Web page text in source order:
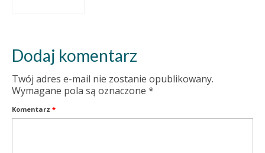
Dodaj komentarz
Twój adres e-mail nie zostanie opublikowany.
Wymagane pola są oznaczone *
Komentarz *